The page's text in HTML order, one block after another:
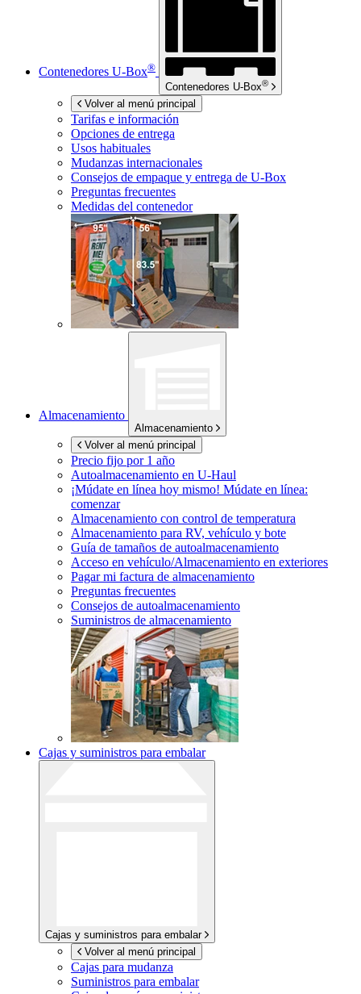
Contenedores U-Box®
Contenedores U-Box®
Volver al menú principal
Tarifas e información
Opciones de entrega
Usos habituales
Mudanzas internacionales
Consejos de empaque y entrega de U-Box
Preguntas frecuentes
Medidas del contenedor
Almacenamiento
Almacenamiento
Volver al menú principal
Precio fijo por 1 año
Autoalmacenamiento en U-Haul
¡Múdate en línea hoy mismo! Múdate en línea:
comenzar
Almacenamiento con control de temperatura
Almacenamiento para RV, vehículo y bote
Guía de tamaños de autoalmacenamiento
Acceso en vehículo/Almacenamiento en exteriores
Pagar mi factura de almacenamiento
Preguntas frecuentes
Consejos de autoalmacenamiento
Suministros de almacenamiento
Cajas y suministros para embalar
Cajas y suministros para embalar
Volver al menú principal
Cajas para mudanza
Suministros para embalar